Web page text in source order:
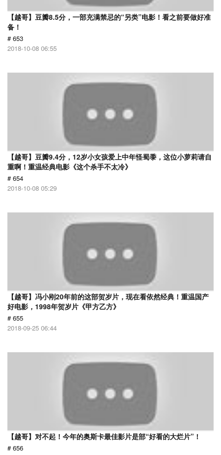
【越哥】豆瓣8.5分，一部充满禁忌的“另类”电影！看之前要做好准
备！
# 653
2018-10-08 06:55
【越哥】豆瓣9.4分，12岁小女孩爱上中年怪蜀黍，这位小萝莉请自
重啊！重温经典电影《这个杀手不太冷》
# 654
2018-10-08 05:29
【越哥】冯小刚20年前的这部贺岁片，现在看依然经典！重温国产
好电影，1998年贺岁片《甲方乙方》
# 655
2018-09-25 06:44
【越哥】对不起！今年的奥斯卡最佳影片是部“好看的大烂片”！
# 656